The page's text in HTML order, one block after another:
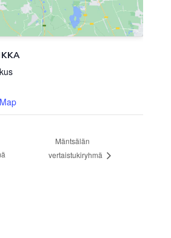
Mäntsälän
vertaistukiryhmä